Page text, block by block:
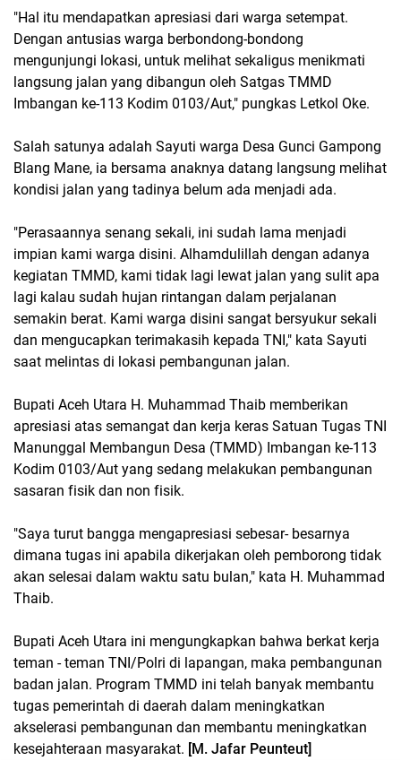
"Hal itu mendapatkan apresiasi dari warga setempat.
Dengan antusias warga berbondong-bondong
mengunjungi lokasi, untuk melihat sekaligus menikmati
langsung jalan yang dibangun oleh Satgas TMMD
Imbangan ke-113 Kodim 0103/Aut," pungkas Letkol Oke.
Salah satunya adalah Sayuti warga Desa Gunci Gampong
Blang Mane, ia bersama anaknya datang langsung melihat
kondisi jalan yang tadinya belum ada menjadi ada.
"Perasaannya senang sekali, ini sudah lama menjadi
impian kami warga disini. Alhamdulillah dengan adanya
kegiatan TMMD, kami tidak lagi lewat jalan yang sulit apa
lagi kalau sudah hujan rintangan dalam perjalanan
semakin berat. Kami warga disini sangat bersyukur sekali
dan mengucapkan terimakasih kepada TNI," kata Sayuti
saat melintas di lokasi pembangunan jalan.
Bupati Aceh Utara H. Muhammad Thaib memberikan
apresiasi atas semangat dan kerja keras Satuan Tugas TNI
Manunggal Membangun Desa (TMMD) Imbangan ke-113
Kodim 0103/Aut yang sedang melakukan pembangunan
sasaran fisik dan non fisik.
"Saya turut bangga mengapresiasi sebesar- besarnya
dimana tugas ini apabila dikerjakan oleh pemborong tidak
akan selesai dalam waktu satu bulan," kata H. Muhammad
Thaib.
Bupati Aceh Utara ini mengungkapkan bahwa berkat kerja
teman - teman TNI/Polri di lapangan, maka pembangunan
badan jalan. Program TMMD ini telah banyak membantu
tugas pemerintah di daerah dalam meningkatkan
akselerasi pembangunan dan membantu meningkatkan
kesejahteraan masyarakat. [M. Jafar Peunteut]